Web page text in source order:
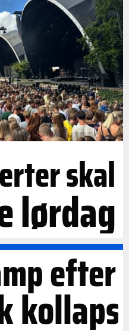
skal
lørdag
efter
kollaps